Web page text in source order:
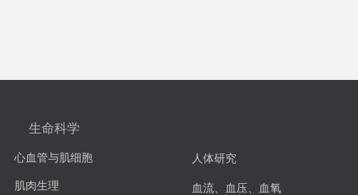
生命科学
心血管与肌细胞
肌肉生理
人体研究
血流、血压、血氧